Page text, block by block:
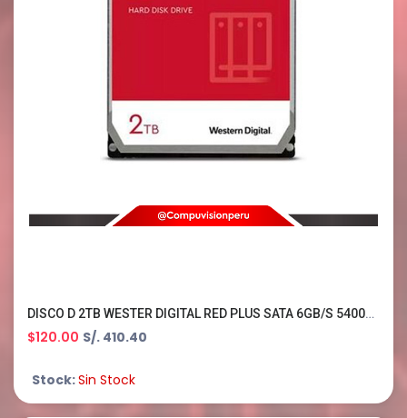
DISCO D 2TB WESTER DIGITAL RED PLUS SATA 6GB/S 5400RPM 3.5 64MB WD20EFPX
$120.00 S/. 410.40
Stock:Sin Stock